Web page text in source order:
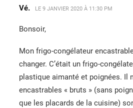
Vé. LE 9 JANVIER 2020 À 11:30 PM
Bonsoir,
Mon frigo-congélateur
changer. C’était un frigo-
plastique aimanté et poignées. Il
encastrables « bruts » (sans
que les placards de la cuisine)